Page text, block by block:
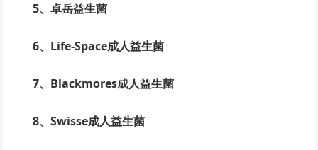
5、卓岳益生菌
6、Life-Space成人益生菌
7、Blackmores成人益生菌
8、Swisse成人益生菌